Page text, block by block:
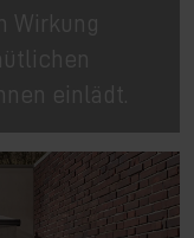
Wirkung
einlädt.